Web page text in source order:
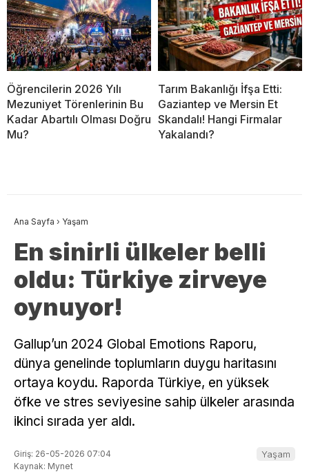
Öğrencilerin 2026 Yılı
Mezuniyet Törenlerinin Bu
Kadar Abartılı Olması Doğru
Mu?
Tarım Bakanlığı İfşa Etti:
Gaziantep ve Mersin Et
Skandalı! Hangi Firmalar
Yakalandı?
Ana Sayfa › Yaşam
En sinirli ülkeler belli
oldu: Türkiye zirveye
oynuyor!
Gallup’un 2024 Global Emotions Raporu,
dünya genelinde toplumların duygu haritasını
ortaya koydu. Raporda Türkiye, en yüksek
öfke ve stres seviyesine sahip ülkeler arasında
ikinci sırada yer aldı.
Giriş: 26-05-2026 07:04
Kaynak: Mynet
Yaşam